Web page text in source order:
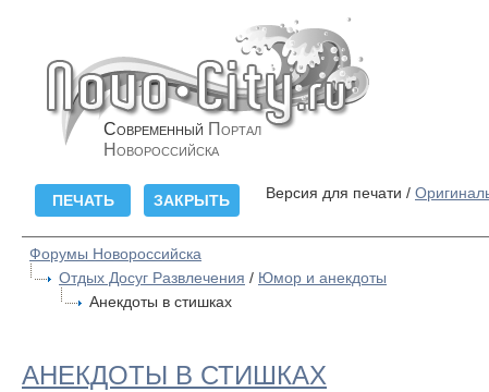
Современный Портал
Новороссийска
Версия для печати /
Форумы Новороссийска
Отдых Досуг Развлечения / Юмор и анекдоты
Анекдоты в стишках
АНЕКДОТЫ В СТИШКАХ